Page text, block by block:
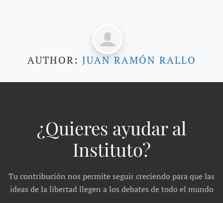
AUTHOR: JUAN RAMÓN RALLO
¿Quieres ayudar al
Instituto?
Tu contribución nos permite seguir creciendo para que las
ideas de la libertad llegen a los debates de todo el mundo